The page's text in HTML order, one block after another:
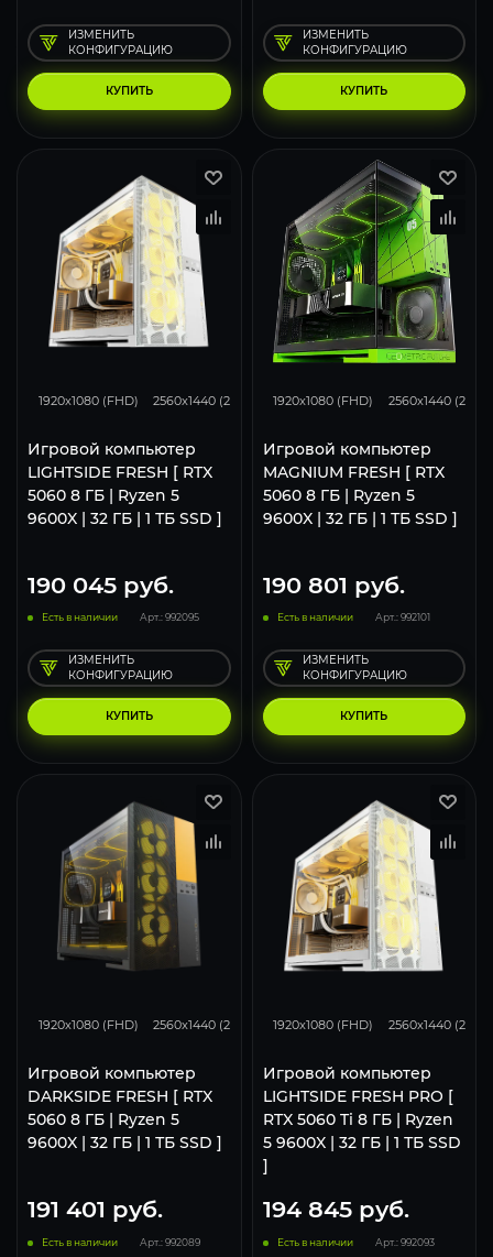
КУПИТЬ
ИЗМЕНИТЬ
КОНФИГУРАЦИЮ
КУПИТЬ
ИЗМЕНИТЬ
КОНФИГУРАЦИЮ
1920x1080 (FHD) 2560x1440 (2K) 3840x2160 (4K)
Игровой компьютер
LIGHTSIDE FRESH [ RTX
5060 8 ГБ | Ryzen 5
9600X | 32 ГБ | 1 ТБ SSD ]
190 045 руб.
Есть в наличии Арт.: 992095
КУПИТЬ
ИЗМЕНИТЬ
КОНФИГУРАЦИЮ
1920x1080 (FHD) 2560x1440 (2K)
Игровой компьютер
MAGNIUM FRESH [ RTX
5060 8 ГБ | Ryzen 5
9600X | 32 ГБ | 1 ТБ SSD ]
190 801 руб.
Есть в наличии Арт.: 992101
КУПИТЬ
ИЗМЕНИТЬ
КОНФИГУРАЦИЮ
1920x1080 (FHD) 2560x1440 (2K) 3840x2160 (4K)
Игровой компьютер
DARKSIDE FRESH [ RTX
5060 8 ГБ | Ryzen 5
9600X | 32 ГБ | 1 ТБ SSD ]
191 401 руб.
Есть в наличии Арт.: 992089
1920x1080 (FHD) 2560x1440 (2K)
Игровой компьютер
LIGHTSIDE FRESH PRO [
RTX 5060 Ti 8 ГБ | Ryzen
5 9600X | 32 ГБ | 1 ТБ SSD
]
194 845руб.
Есть в наличии Арт.: 992093